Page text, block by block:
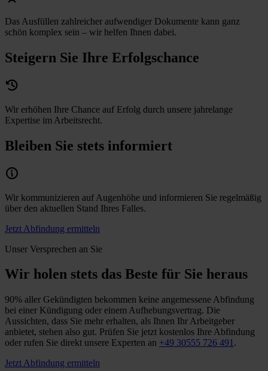
Das Ausfüllen zahlreicher aufwendiger Dokumente kann ganz
schön komplex sein – wir helfen Ihnen dabei.
Steigern Sie Ihre Erfolgschance
Wir erhöhen Ihre Chance auf Erfolg durch unsere jahrelange
Expertise im Arbeitsrecht.
Bleiben Sie stets informiert
Wir kommunizieren auf Augenhöhe und informieren Sie regelmäßig
über den aktuellen Stand Ihres Falles.
Jetzt Abfindung ermitteln
Unser Versprechen an Sie
Wir holen stets das Beste für Sie heraus
90% aller Gekündigten bekommen keine angemessene Abfindung
bei einer Kündigung oder einem Aufhebungsvertrag. Die
Aussichten, dass Sie mehr erhalten, als Ihnen Ihr Arbeitgeber
anbietet, stehen also gut. Prüfen Sie jetzt kostenlos Ihre Abfindung
oder rufen Sie direkt unsere Experten an +49 30555 726 491 .
Jetzt Abfindung ermitteln